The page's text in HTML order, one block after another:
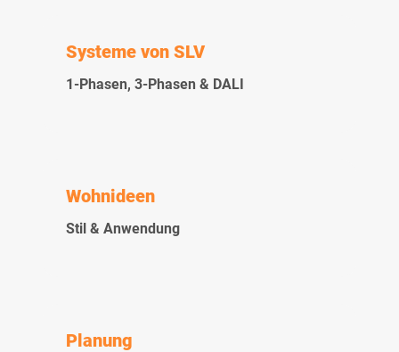
Systeme von SLV
1-Phasen, 3-Phasen & DALI
Wohnideen
Stil & Anwendung
Planung